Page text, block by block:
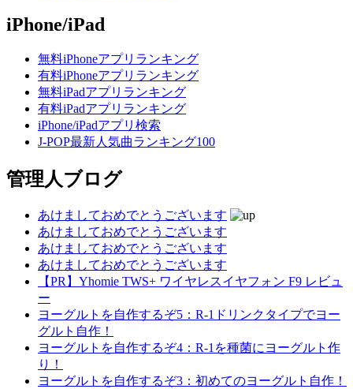
iPhone/iPad
無料iPhoneアプリランキング
有料iPhoneアプリランキング
無料iPadアプリランキング
有料iPadアプリランキング
iPhone/iPadアプリ検索
J-POP最新人気曲ランキング100
管理人ブログ
あけましておめでとうございます
あけましておめでとうございます
あけましておめでとうございます
あけましておめでとうございます
【PR】Yhomie TWS+ ワイヤレスイヤフォン F9 レビュ
ー
ヨーグルトを自作するぞ5：R-1ドリンクタイプでヨー
グルト自作！
ヨーグルトを自作するぞ4：R-1を種菌にヨーグルト作
り！
ヨーグルトを自作するぞ3：初めてのヨーグルト自作！